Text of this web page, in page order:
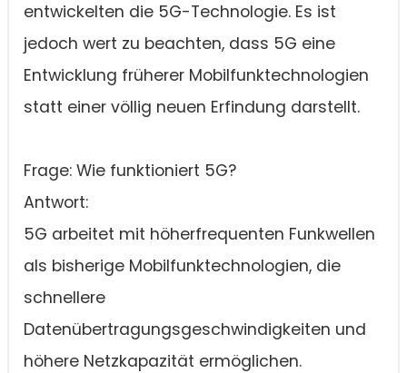
entwickelten die 5G-Technologie. Es ist
jedoch wert zu beachten, dass 5G eine
Entwicklung früherer Mobilfunktechnologien
statt einer völlig neuen Erfindung darstellt.
Frage: Wie funktioniert 5G?
Antwort:
5G arbeitet mit höherfrequenten Funkwellen
als bisherige Mobilfunktechnologien, die
schnellere
Datenübertragungsgeschwindigkeiten und
höhere Netzkapazität ermöglichen.